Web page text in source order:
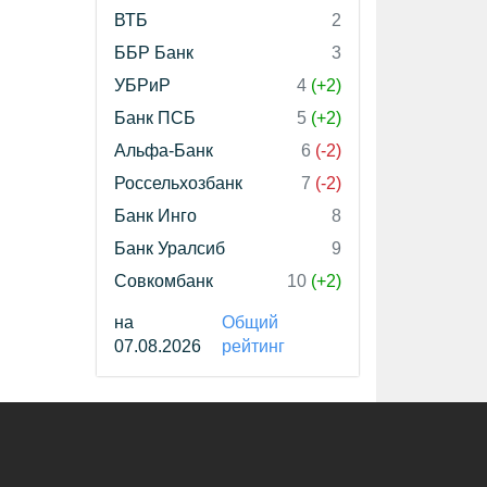
ВТБ
2
ББР Банк
3
УБРиР
4 (+2)
Банк ПСБ
5 (+2)
Альфа-Банк
6 (-2)
Россельхозбанк
7 (-2)
Банк Инго
8
Банк Уралсиб
9
Совкомбанк
10 (+2)
на
07.08.2026
Общий
рейтинг